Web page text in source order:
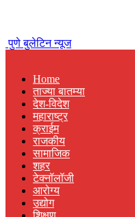
पुणे बुलेटिन न्यूज
Home
ताज्या बातम्या
देश-विदेश
महाराष्ट्र
क्राईम
राजकीय
सामाजिक
शहर
टेक्नॉलॉजी
आरोग्य
उद्योग